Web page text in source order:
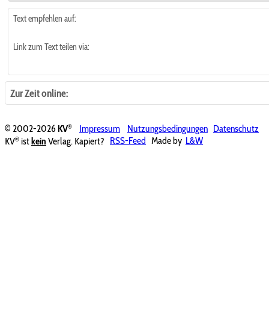
Text empfehlen auf:
Link zum Text teilen via:
Zur Zeit online:
© 2002-2026KV® Impressum Nutzungsbedingungen Datenschutz
KV® istkein Verlag. Kapiert? RSS-Feed Made by L&W